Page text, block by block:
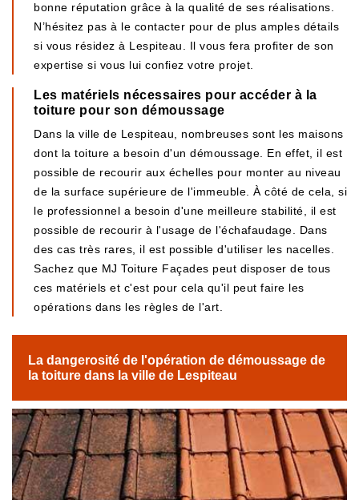
bonne réputation grâce à la qualité de ses réalisations.
N’hésitez pas à le contacter pour de plus amples détails
si vous résidez à Lespiteau. Il vous fera profiter de son
expertise si vous lui confiez votre projet.
Les matériels nécessaires pour accéder à la
toiture pour son démoussage
Dans la ville de Lespiteau, nombreuses sont les maisons
dont la toiture a besoin d'un démoussage. En effet, il est
possible de recourir aux échelles pour monter au niveau
de la surface supérieure de l'immeuble. À côté de cela, si
le professionnel a besoin d'une meilleure stabilité, il est
possible de recourir à l'usage de l'échafaudage. Dans
des cas très rares, il est possible d'utiliser les nacelles.
Sachez que MJ Toiture Façades peut disposer de tous
ces matériels et c'est pour cela qu'il peut faire les
opérations dans les règles de l'art.
La dangerosité de l'opération de démoussage de
la toiture dans la ville de Lespiteau